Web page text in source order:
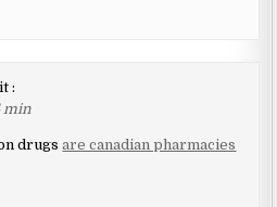
:
min
drugsare canadian pharmacies